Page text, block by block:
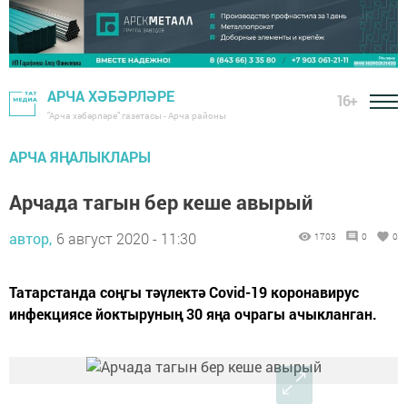
АРЧА ХӘБӘРЛӘРЕ
"Арча хәбәрләре" газетасы - Арча районы
16+
АРЧА ЯҢАЛЫКЛАРЫ
Арчада тагын бер кеше авырый
автор, 6 август 2020 - 11:30 1703 0 0
Татарстанда соңгы тәүлектә Covid-19 коронавирус
инфекциясе йоктыруның 30 яңа очрагы ачыкланган.